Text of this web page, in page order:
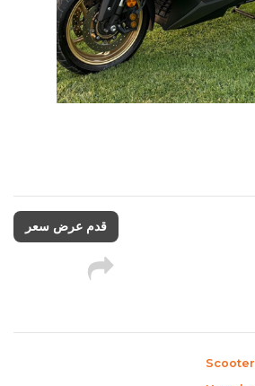
قدم عرض سعر
Scooter